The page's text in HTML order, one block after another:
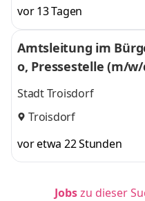
Paderborn,
Düsseldorf,
und
vor 13 Tagen
Amtsleitung im
o, Pressestelle (m/
Stadt Troisdorf
Troisdorf
vor etwa 22 Stunden
Jobszu dieser